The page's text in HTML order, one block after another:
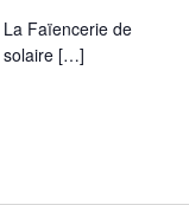
Faïencerie de
solaire […]